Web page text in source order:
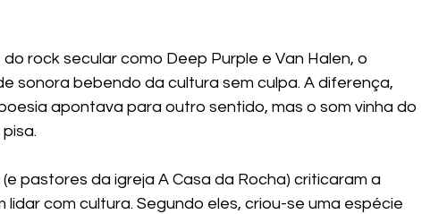
rock secular como Deep Purple e Van Halen, o
sonora bebendo da cultura sem culpa. A diferença,
apontava para outro sentido, mas o som vinha do
pastores da igreja A Casa da Rocha) criticaram a
com cultura. Segundo eles, criou-se uma espécie